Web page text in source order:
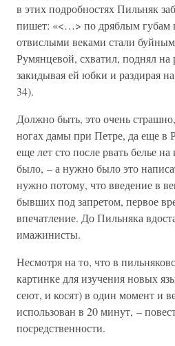
в этих подробностях Пильняк
пишет: «<…> по дряблым губам
отвислыми веками стали
Румянцевой, схватил, поднял на
закидывая ей юбки и раздирая
34).
Должно быть, это очень
ногах дамы при Петре, да еще в
еще лет сто после рвать белье
было, – а нужно было это
нужно потому, что введение в
бывших под запретом, первое
впечатление. До Пильняка
имажинисты.
Несмотря на то, что в
картинке для изучения новых
сеют, и косят) в один момент и
использован в 20 минут, –
посредственности.